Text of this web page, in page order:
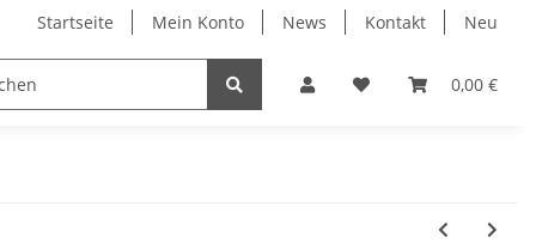
Startseite Mein Konto News Kontakt Neu
0,00 €
Individual Druck Profi